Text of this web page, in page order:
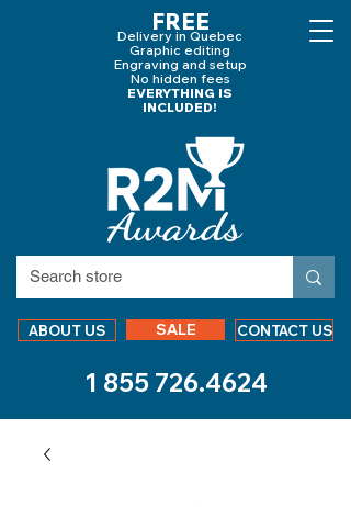
FREE
Delivery in Quebec
Graphic editing
Engraving and setup
No hidden fees
EVERYTHING IS
INCLUDED!
ABOUT US SALE CONTACT US
1 855 726.4624